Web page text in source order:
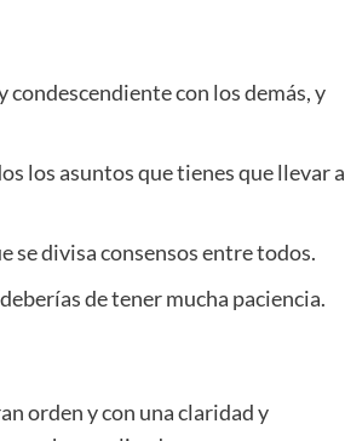
condescendiente con los demás, y
los asuntos que tienes que llevar a
se divisa consensos entre todos.
de tener mucha paciencia.
orden y con una claridad y